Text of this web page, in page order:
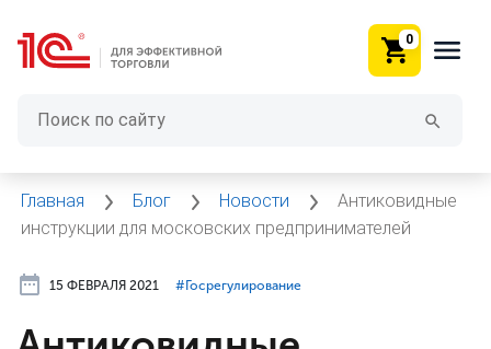
0
Главная Блог Новости
Антиковидные
инструкции для московских предпринимателей
15 ФЕВРАЛЯ 2021 #⁣Госрегулирование